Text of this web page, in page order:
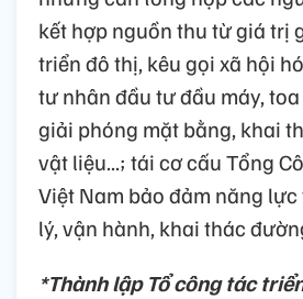
kết hợp nguồn thu từ giá trị
triển đô thị, kêu gọi xã hội
tư nhân đầu tư đầu máy, toa
giải phóng mặt bằng, khai
vật liệu...; tái cơ cấu Tổng
Việt Nam bảo đảm năng
lý, vận hành, khai thác
*Thành lập Tổ công tác